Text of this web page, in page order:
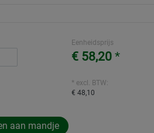
Eenheidsprijs
€ 58,20 *
* excl. BTW:
€ 48,10